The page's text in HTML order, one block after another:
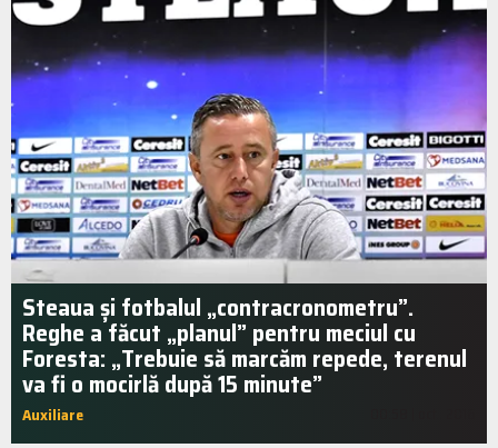
Steaua și fotbalul „contracronometru”.
Reghe a făcut „planul” pentru meciul cu
Foresta: „Trebuie să marcăm repede, terenul
va fi o mocirlă după 15 minute”
Auxiliare